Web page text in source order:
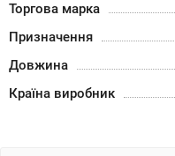
Торгова марка
Призначення
Довжина
Країна виробник